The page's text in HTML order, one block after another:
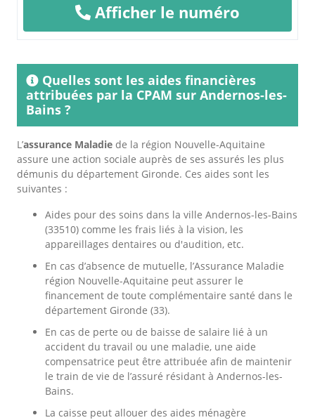
Afficher le numéro
Quelles sont les aides financières
attribuées par la CPAM sur Andernos-les-
Bains ?
L’assurance Maladie de la région Nouvelle-Aquitaine
assure une action sociale auprès de ses assurés les plus
démunis du département Gironde. Ces aides sont les
suivantes :
Aides pour des soins dans la ville Andernos-les-Bains
(33510) comme les frais liés à la vision, les
appareillages dentaires ou d'audition, etc.
En cas d’absence de mutuelle, l’Assurance Maladie
région Nouvelle-Aquitaine peut assurer le
financement de toute complémentaire santé dans le
département Gironde (33).
En cas de perte ou de baisse de salaire lié à un
accident du travail ou une maladie, une aide
compensatrice peut être attribuée afin de maintenir
le train de vie de l’assuré résidant à Andernos-les-
Bains.
La caisse peut allouer des aides ménagère